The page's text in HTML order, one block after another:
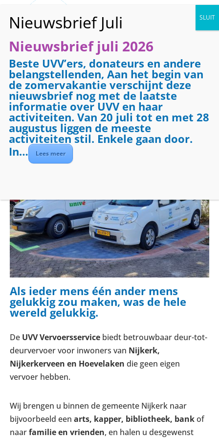
« Alle Evenementen
Evenementenreeks:Vervoer
Vervoer
november 5 @ 08:30-17:00 €7.50
Als ieder mens één ander mens
gelukkig zou maken, was de hele
wereld gelukkig.
De UVV Vervoersservice biedt betrouwbaar deur-tot-
deurvervoer voor inwoners van Nijkerk,
Nijkerkerveen en Hoevelaken die geen eigen
vervoer hebben.
Wij brengen u binnen de gemeente Nijkerk naar
bijvoorbeeld een arts, kapper, bibliotheek, bankof
naarfamilie en vrienden, en halen u desgewenst
Nieuwsbrief juli 2026
Beste UVV’ers, donateurs en andere
belangstellenden, Aan het begin van
de zomervakantie verschijnt deze
nieuwsbrief nog met de laatste
informatie over UVV en haar
activiteiten. Van 20 juli tot en met 28
augustus liggen de meeste
activiteiten stil. Enkele gaan door.
In…
Lees meer